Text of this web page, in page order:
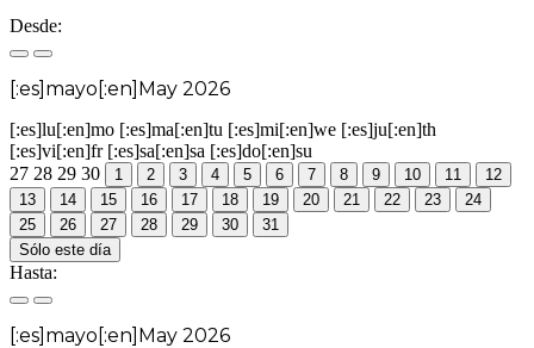
Desde:
[:es]mayo[:en]May 2026
[:es]lu[:en]mo [:es]ma[:en]tu [:es]mi[:en]we [:es]ju[:en]th
[:es]vi[:en]fr [:es]sa[:en]sa [:es]do[:en]su
27 28 29 30 1 2 3 4 5 6 7 8 9 10 11
12
13
14 15 16 17 18 19 20 21 22 23
24
25
26 27 28 29 30
31
Sólo este día
Hasta:
[:es]mayo[:en]May 2026